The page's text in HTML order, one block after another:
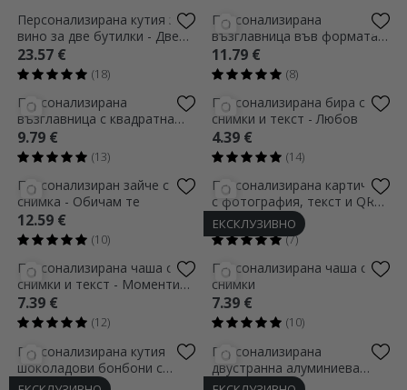
Персонализирана кутия за
вино за две бутилки - Две
души
23.57 €
(18)
Персонализирана
възглавница във формата
на сърце с фотография
11.79 €
(8)
Персонализирана
възглавница с квадратна
снимка и текст - Forever
9.79 €
(13)
Персонализирана бира с 4
снимки и текст - Любов
4.39 €
(14)
Персонализиран зайче с
снимка - Обичам те
12.59 €
(10)
ЕКСКЛУЗИВНО
Персонализирана картичка
с фотография, текст и QR
код - Любов
2.80 €
(7)
Персонализирана чаша с 6
снимки и текст - Моменти
на двойката
7.39 €
(12)
Персонализирана чаша с 4
снимки
7.39 €
(10)
Персонализирана кутия
шоколадови бонбони с
снимка и текст
16.98 €
Персонализирана
двустранна алуминиева
карта с пейзажни снимки
3.00 €